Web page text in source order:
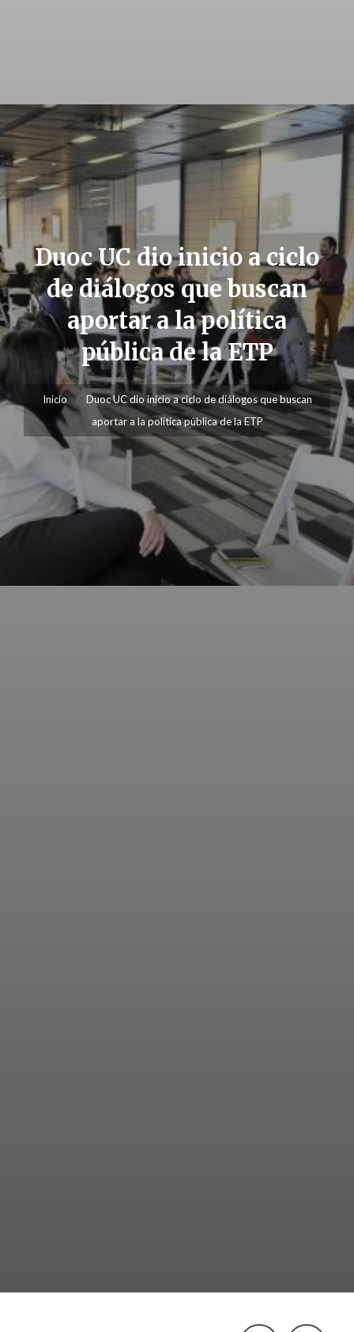
Duoc UC dio inicio a ciclo
de diálogos que buscan
aportar a la política
pública de la ETP
Inicio
Duoc UC dio inicio a ciclo de diálogos que buscan
aportar a la política pública de la ETP